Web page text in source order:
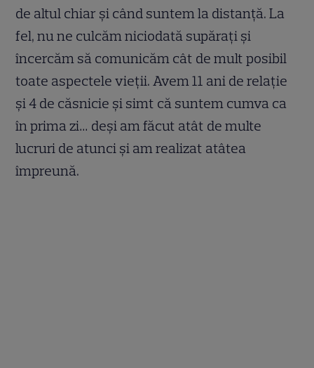
de altul chiar și când suntem la distanță. La
fel, nu ne culcăm niciodată supărați și
încercăm să comunicăm cât de mult posibil
toate aspectele vieții. Avem 11 ani de relație
și 4 de căsnicie și simt că suntem cumva ca
în prima zi… deși am făcut atât de multe
lucruri de atunci și am realizat atâtea
împreună.